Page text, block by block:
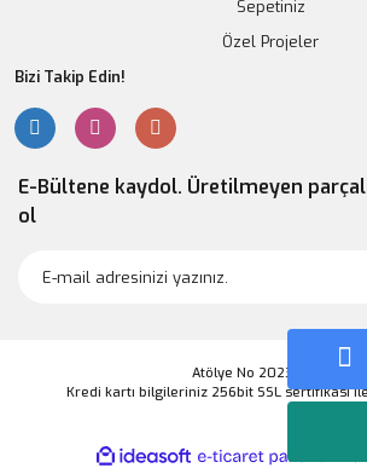
Sepetiniz
Özel Projeler
Bizi Takip Edin!
E-Bültene kaydol. Üretilmeyen
ol
Atölye No 2023 Markası
Kredi kartı bilgileriniz 256bit SSL sertifikası
ideasoft